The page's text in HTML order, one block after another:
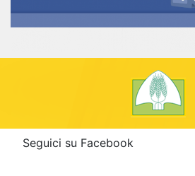
Seguici su Facebook